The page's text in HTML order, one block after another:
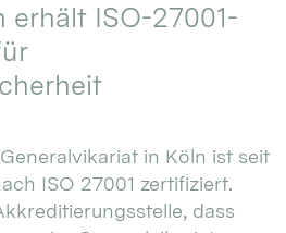
erhält ISO-27001-
in Köln ist seit
ISO 27001 zertifiziert.
dass